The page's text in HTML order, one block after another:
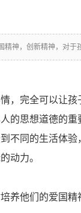
神，创新精神，对于
，完全可以让孩
的思想道德的
不同的生活体
动力。
养他们的爱国